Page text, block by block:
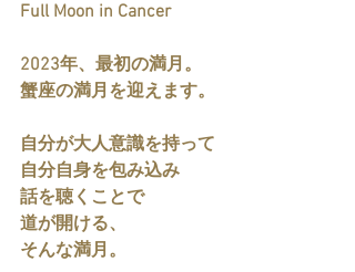
Full Moon in Cancer
2023年、最初の満月。
蟹座の満月を迎えます。
自分が大人意識を持って
自分自身を包み込み
話を聴くことで
道が開ける、
そんな満月。